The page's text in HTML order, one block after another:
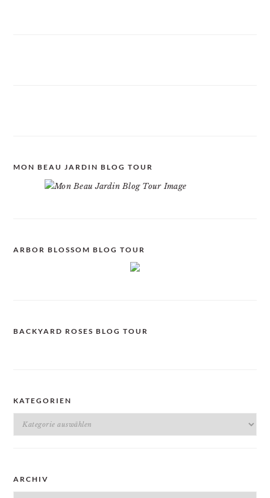
MON BEAU JARDIN BLOG TOUR
ARBOR BLOSSOM BLOG TOUR
BACKYARD ROSES BLOG TOUR
KATEGORIEN
Kategorien
ARCHIV